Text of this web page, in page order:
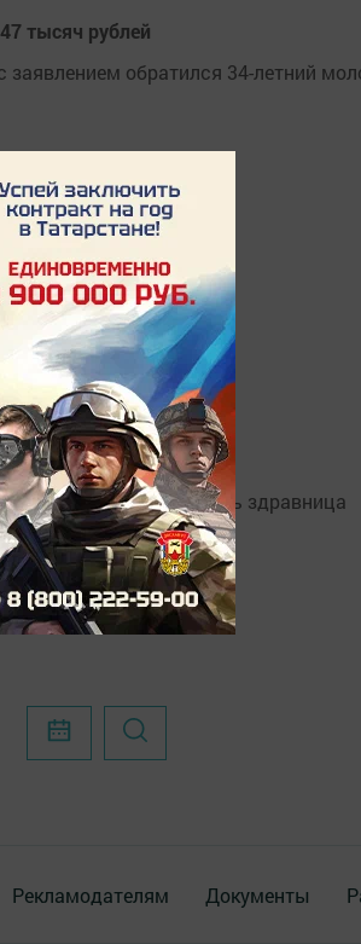
тысяч рублей
обратился 34-летний
«Ак Барс» в Крыму
дети. Первую очередь здравница
Рекламодателям Документы